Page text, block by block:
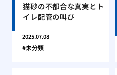
猫砂の不都合な真実とト
イレ配管の叫び
2025.07.08
未分類